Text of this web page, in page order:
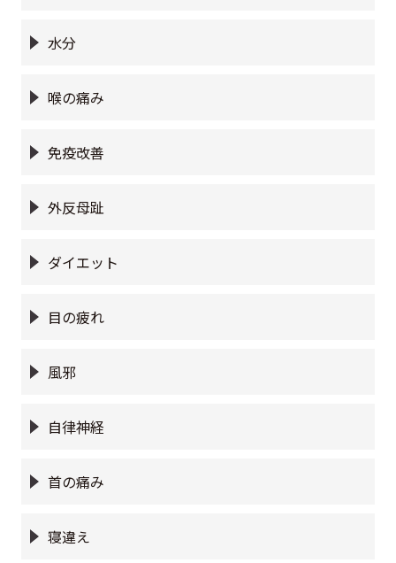
水分
喉の痛み
免疫改善
外反母趾
ダイエット
目の疲れ
風邪
自律神経
首の痛み
寝違え